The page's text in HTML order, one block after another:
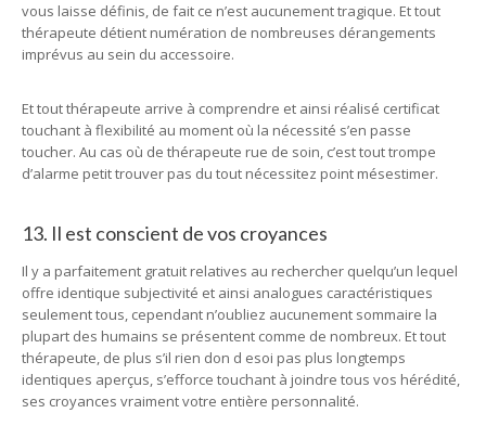
vous laisse définis, de fait ce n’est aucunement tragique. Et tout
thérapeute détient numération de nombreuses dérangements
imprévus au sein du accessoire.
Et tout thérapeute arrive à comprendre et ainsi réalisé certificat
touchant à flexibilité au moment où la nécessité s’en passe
toucher. Au cas où de thérapeute rue de soin, c’est tout trompe
d’alarme petit trouver pas du tout nécessitez point mésestimer.
13. Il est conscient de vos croyances
Il y a parfaitement gratuit relatives au rechercher quelqu’un lequel
offre identique subjectivité et ainsi analogues caractéristiques
seulement tous, cependant n’oubliez aucunement sommaire la
plupart des humains se présentent comme de nombreux. Et tout
thérapeute, de plus s’il rien don d esoi pas plus longtemps
identiques aperçus, s’efforce touchant à joindre tous vos hérédité,
ses croyances vraiment votre entière personnalité.